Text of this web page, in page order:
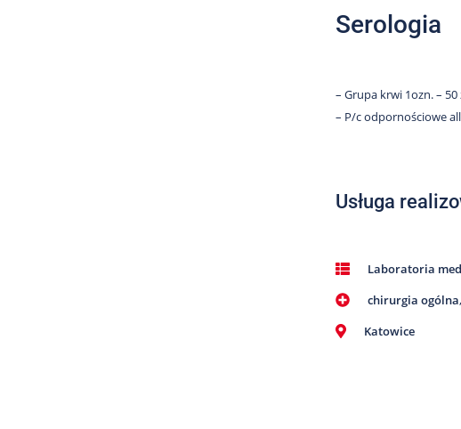
Serologia
– Grupa krwi 1ozn. – 50
– P/c odpornościowe
Usługa
Laboratoria
chirurgia ogólna,
Katowice